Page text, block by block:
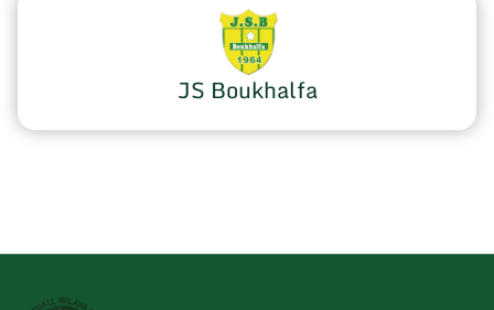
JS Boukhalfa